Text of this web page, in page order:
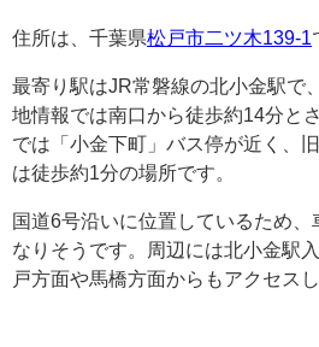
住所は、千葉県松戸市二ツ木139-1
最寄り駅はJR常磐線の北小金駅で
地情報では南口から徒歩約14分と
では「小金下町」バス停が近く、
は徒歩約1分の場所です。
国道6号沿いに位置しているため
なりそうです。周辺には北小金駅
戸方面や馬橋方面からもアクセス